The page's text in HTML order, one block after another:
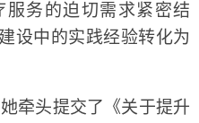
务的迫切需求紧密结
设中的实践经验转化为
头提交了《关于提升